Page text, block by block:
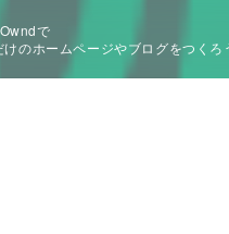
で
けのホームページやブログをつくろ